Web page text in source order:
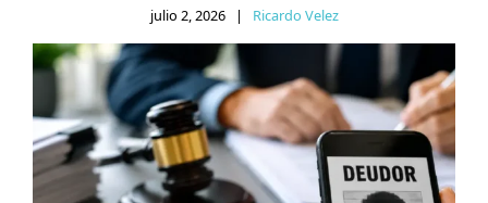
julio 2, 2026 | Ricardo Velez